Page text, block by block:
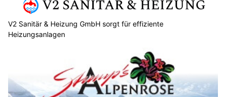
V2 Sanitär & Heizung GmbH sorgt für effiziente
Heizungsanlagen